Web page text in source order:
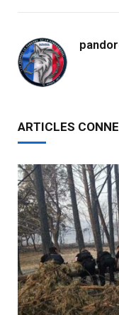
ARTICLES